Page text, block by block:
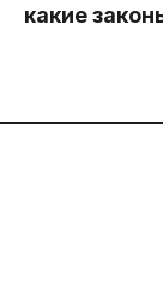
какие